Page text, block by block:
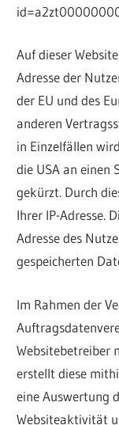
Auf dieser
Adresse der
der EU und des
anderen
in Einzelfällen
die USA an einen
gekürzt. Durch
Ihrer IP-Adresse.
Adresse des
gespeicherten
Im Rahmen der
Websitebetreiber
erstellt diese
eine Auswertung
Websiteaktivität